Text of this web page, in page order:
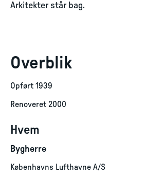
Arkitekter står bag.
Overblik
Opført 1939
Renoveret 2000
Hvem
Bygherre
Københavns Lufthavne A/S